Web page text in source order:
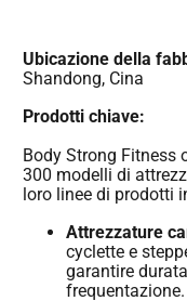
Ubicazione della
Shandong, Cina
Prodotti chiave:
Body Strong Fitness
300 modelli di
loro linee di prodotti
Attrezzature
cyclette e
garantire
frequentazione.